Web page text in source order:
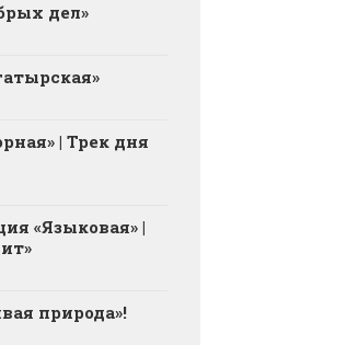
дел»
| Трек дня
«Языковая» |
природа»!